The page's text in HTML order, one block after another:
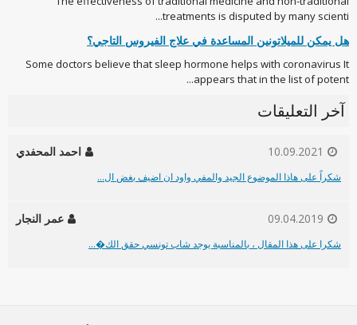
treatments is disputed by many scienti...
هل يمكن للميلاتونين المساعدة في علاج الفيروس التاجي؟
Some doctors believe that sleep hormone helps with coronavirus It
appears that in the list of potent...
آخر التعليقات
احمد المحفدي 10.09.2021
شكراً على هاذا الموضوع الجيد والمفي واود ان اضيف بغض ال...
عمر النجار 09.04.2019
شكرا على هذا المقال ، بالمناسبة يوجد شاب تونسي حقق الك�...